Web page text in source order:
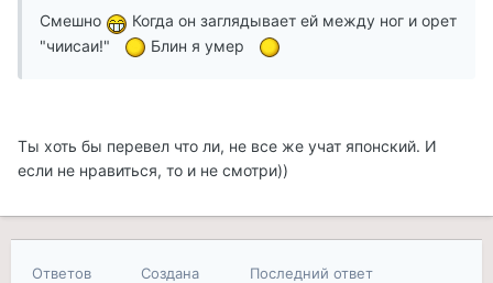
Смешно
Когда он заглядывает ей между ног и орет
"чиисаи!"
Блин я умер
Ты хоть бы перевел что ли, не все же учат японский. И
если не нравиться, то и не смотри))
Ответов Создана Последний ответ